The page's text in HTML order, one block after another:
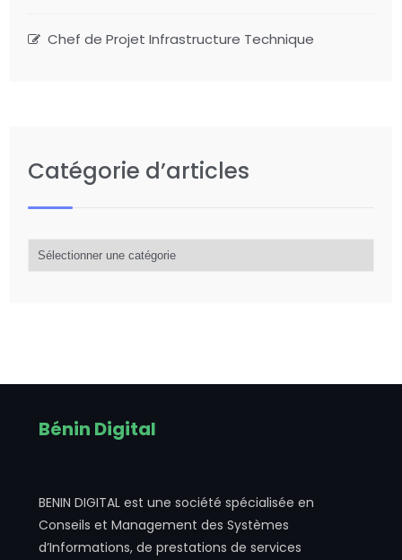
Chef de Projet Infrastructure Technique
Catégorie d’articles
d’articles
Bénin Digital
BENIN DIGITAL est une société spécialisée en
Conseils et Management des Systèmes
d’Informations, de prestations de services